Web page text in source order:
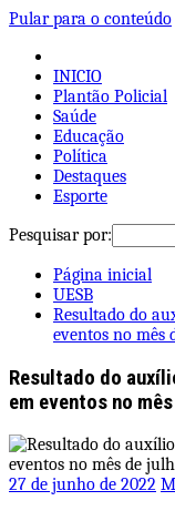
Pular para o conteúdo
INICIO
Plantão Policial
Saúde
Educação
Política
Destaques
Esporte
Pesquisar por:
Página inicial
UESB
Resultado do
eventos no mês
Resultado do
em eventos no
27 de junho de 2022